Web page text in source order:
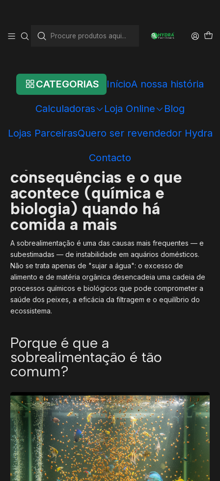
CATEGORIAS InícioA nossa história
Calculadoras Loja Online Blog
Lojas ParceirasQuero ser revendedor Hydra
Contacto
Sobrealimentação no
consequências
er>
aquário: riscos,
consequências e o que
acontece (química e
biologia) quando há
comida a mais
A sobrealimentação é uma das causas mais frequentes — e
subestimadas — de instabilidade em aquários domésticos.
Não se trata apenas de "sujar a água": o excesso de
alimento e de matéria orgânica desencadeia uma cadeia de
processos químicos e biológicos que pode comprometer a
saúde dos peixes, a eficácia da filtragem e o equilíbrio do
ecossistema.
Porque é que a
sobrealimentação é tão
comum?